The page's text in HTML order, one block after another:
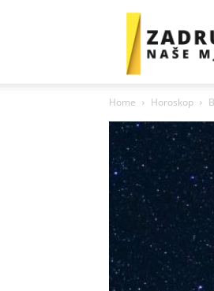
Zadrugar
Home Horoskop